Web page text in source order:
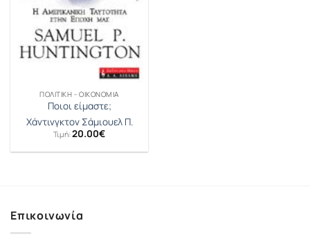
ΠΟΛΙΤΙΚΉ - ΟΙΚΟΝΟΜΊΑ
Ποιοι είμαστε;
Χάντινγκτον Σάμιουελ Π.
Τιμή: 20.00€
Επικοινωνία